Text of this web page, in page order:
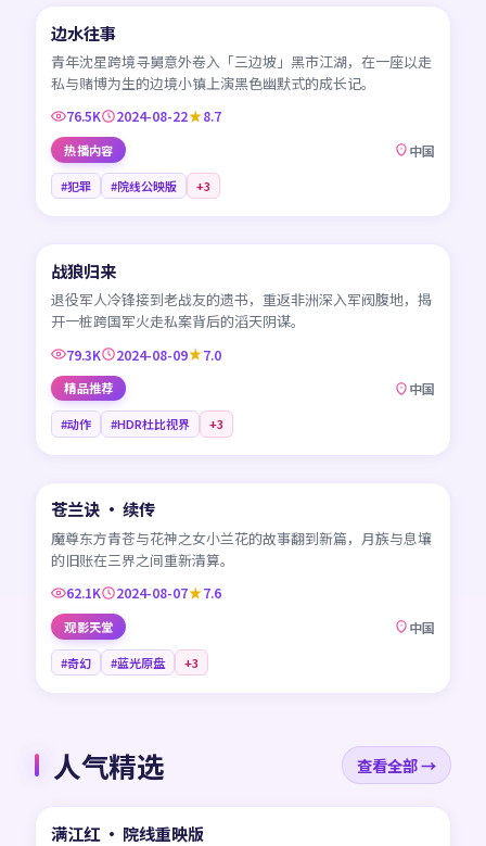
CN
边水往事
青年沈星跨境寻舅意外卷入「三边坡」黑市江湖，在一座以走
私与赌博为生的边境小镇上演黑色幽默式的成长记。
76.5K 2024-08-22 8.7
热播内容 中国
#犯罪 #院线公映版 +3
CN
战狼归来
退役军人冷锋接到老战友的遗书，重返非洲深入军阀腹地，揭
开一桩跨国军火走私案背后的滔天阴谋。
79.3K 2024-08-09 7.0
精品推荐 中国
#动作 #HDR杜比视界 +3
CN
苍兰诀 · 续传
魔尊东方青苍与花神之女小兰花的故事翻到新篇，月族与息壤
的旧账在三界之间重新清算。
62.1K 2024-08-07 7.6
观影天堂 中国
#奇幻 #蓝光原盘 +3
人气精选 查看全部 →
CN
99:34
满江红 · 院线重映版